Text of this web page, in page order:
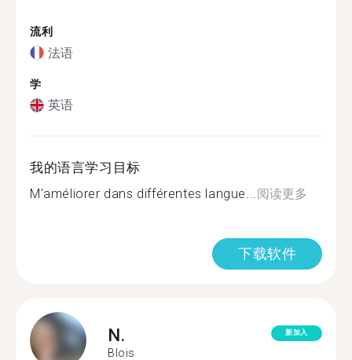
流利
法语
学
英语
我的语言学习目标
M'améliorer dans différentes langue...阅读更多
下载软件
N.
Blois
新加入